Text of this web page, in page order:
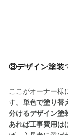
③デザイン塗装
ここがオーナー様
す。 単色で塗り替
分けるデザイン塗
あれば工事費用は